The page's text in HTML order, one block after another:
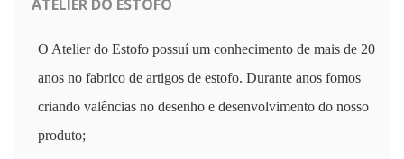
ATELIER DO ESTOFO
O Atelier do Estofo possuí um conhecimento de mais de 20
anos no fabrico de artigos de estofo. Durante anos fomos
criando valências no desenho e desenvolvimento do nosso
produto;